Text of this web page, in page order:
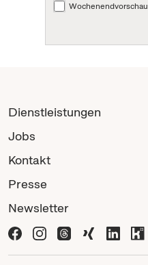
Wochenendvorschau
Dienstleistungen
Jobs
Kontakt
Presse
Newsletter